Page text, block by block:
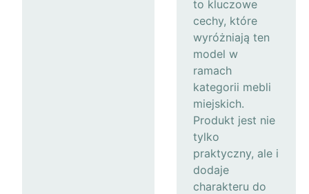
to kluczowe
cechy, które
wyróżniają ten
model w
ramach
kategorii mebli
miejskich.
Produkt jest nie
tylko
praktyczny, ale i
dodaje
charakteru do